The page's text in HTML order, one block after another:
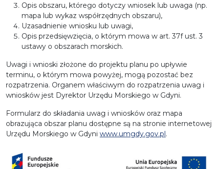
Opis obszaru, którego dotyczy wniosek lub uwaga (np.
mapa lub wykaz współrzędnych obszaru),
Uzasadnienie wniosku lub uwagi,
Opis przedsięwzięcia, o którym mowa w art. 37f ust. 3
ustawy o obszarach morskich.
Uwagi i wnioski złożone do projektu planu po upływie
terminu, o którym mowa powyżej, mogą pozostać bez
rozpatrzenia. Organem właściwym do rozpatrzenia uwag i
wniosków jest Dyrektor Urzędu Morskiego w Gdyni.
Formularz do składania uwag i wniosków oraz mapa
obrazująca obszar planu dostępne są na stronie internetowej
Urzędu Morskiego w Gdyni www.umgdy.gov.pl.